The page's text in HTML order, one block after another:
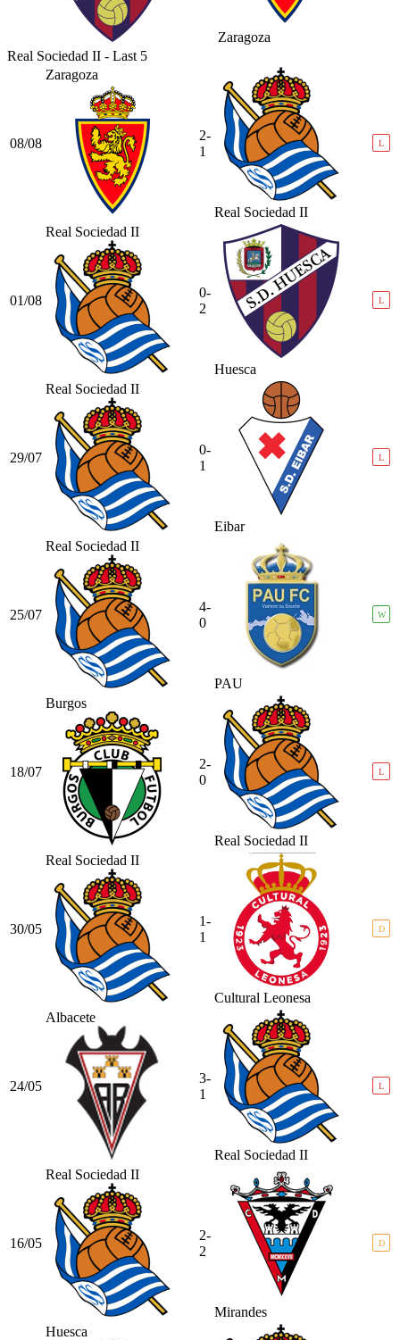
Zaragoza
Real Sociedad II - Last 5
08/08
Zaragoza
2-
1
Real Sociedad II
L
01/08
Real Sociedad II
0-
2
Huesca
L
29/07
Real Sociedad II
0-
1
Eibar
L
25/07
Real Sociedad II
4-
0
PAU
W
18/07
Burgos
2-
0
Real Sociedad II
L
30/05
Real Sociedad II
1-
1
Cultural Leonesa
D
24/05
Albacete
3-
1
Real Sociedad II
L
16/05
Real Sociedad II
2-
2
Mirandes
D
Huesca